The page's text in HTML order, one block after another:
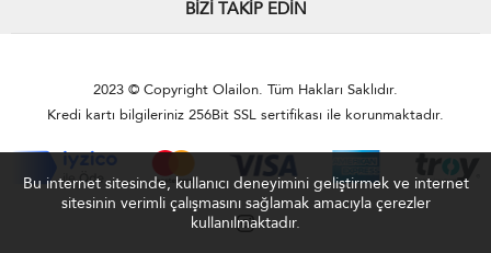
BIZI TAKIP EDIN
2023 © Copyright Olailon. Tüm Hakları Saklıdır.
Kredi kartı bilgileriniz 256Bit SSL sertifikası ile korunmaktadır.
Bu internet sitesinde, kullanıcı deneyimini geliştirmek ve internet
sitesinin verimli çalışmasını sağlamak amacıyla çerezler
kullanılmaktadır.